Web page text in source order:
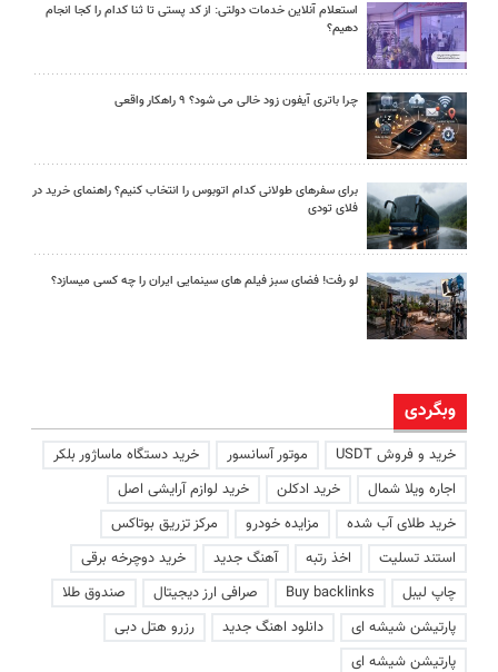
استعلام آنلاین خدمات دولتی: از کد پستی تا ثنا کدام را کجا انجام
دهیم؟
چرا باتری آیفون زود خالی می شود؟ ۹ راهکار واقعی
برای سفرهای طولانی کدام اتوبوس را انتخاب کنیم؟ راهنمای خرید در
فلای تودی
لو رفت! فضای سبز فیلم های سینمایی ایران را چه کسی میسازد؟
وبگردی
خرید و فروش USDT موتور آسانسور
خرید دستگاه ماساژور بلکر
اجاره ویلا شمال
خرید ادکلن
خرید لوازم آرایشی اصل
خرید طلای آب شده
مزایده خودرو
مرکز تزریق بوتاکس
استند تسلیت
اخذ رتبه آهنگ جدید
خرید دوچرخه برقی
چاپ لیبل
Buy backlinks صرافی ارز دیجیتال
صندوق طلا
پارتیشن شیشه ای
دانلود اهنگ جدید
رزرو هتل دبی
پارتیشن شیشه ای